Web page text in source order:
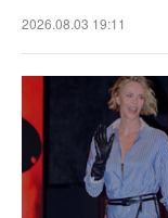
2026.08.03 19:11